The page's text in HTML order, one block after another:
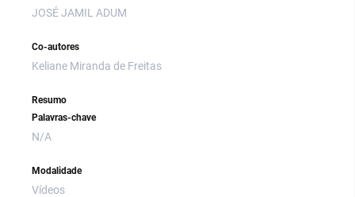
JOSÉ JAMIL ADUM
Co-autores
Keliane Miranda de Freitas
Resumo
Palavras-chave
N/A
Modalidade
Vídeos